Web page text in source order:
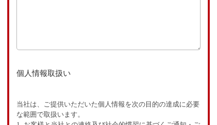
個人情報取扱い
当社は、ご提供いただいた個人情報を次の目的の達成に必要
な範囲で取扱います。